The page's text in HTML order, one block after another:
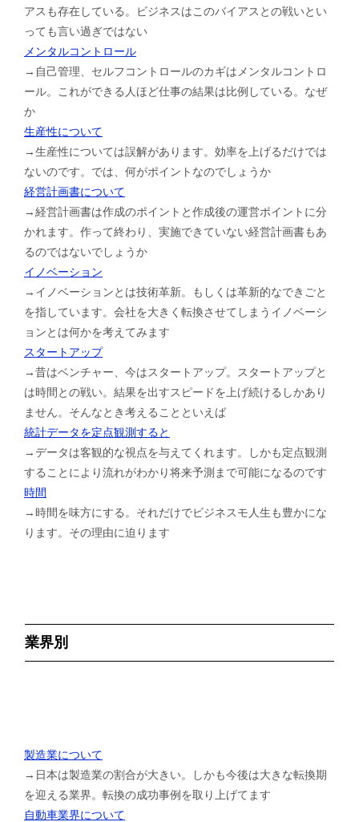
アスも存在している。ビジネスはこのバイアスとの戦いとい
っても言い過ぎではない
メンタルコントロール
→自己管理、セルフコントロールのカギはメンタルコントロ
ール。これができる人ほど仕事の結果は比例している。なぜ
か
生産性について
→生産性については誤解があります。効率を上げるだけでは
ないのです。では、何がポイントなのでしょうか
経営計画書について
→経営計画書は作成のポイントと作成後の運営ポイントに分
かれます。作って終わり、実施できていない経営計画書もあ
るのではないでしょうか
イノベーション
→イノベーションとは技術革新。もしくは革新的なできごと
を指しています。会社を大きく転換させてしまうイノベーシ
ョンとは何かを考えてみます
スタートアップ
→昔はベンチャー、今はスタートアップ。スタートアップと
は時間との戦い。結果を出すスピードを上げ続けるしかあり
ません。そんなとき考えることといえば
統計データを定点観測すると
→データは客観的な視点を与えてくれます。しかも定点観測
することにより流れがわかり将来予測まで可能になるのです
時間
→時間を味方にする。それだけでビジネスモ人生も豊かにな
ります。その理由に迫ります
業界別
製造業について
→日本は製造業の割合が大きい。しかも今後は大きな転換期
を迎える業界。転換の成功事例を取り上げてます
自動車業界について